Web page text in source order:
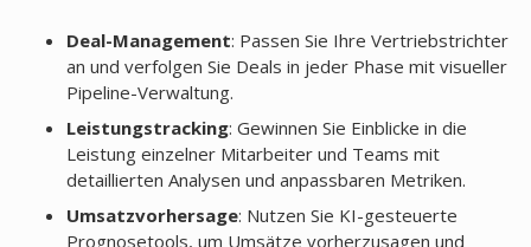
Deal-Management: Passen Sie Ihre Vertriebstrichter
an und verfolgen Sie Deals in jeder Phase mit visueller
Pipeline-Verwaltung.
Leistungstracking: Gewinnen Sie Einblicke in die
Leistung einzelner Mitarbeiter und Teams mit
detaillierten Analysen und anpassbaren Metriken.
Umsatzvorhersage: Nutzen Sie KI-gesteuerte
Prognosetools, um Umsätze vorherzusagen und